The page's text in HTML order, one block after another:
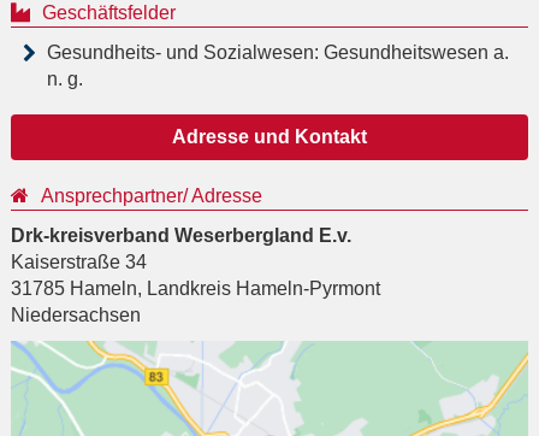
Geschäftsfelder
Gesundheits- und Sozialwesen: Gesundheitswesen a.
n. g.
Adresse und Kontakt
Ansprechpartner/ Adresse
Drk-kreisverband Weserbergland E.v.
Kaiserstraße 34
31785 Hameln, Landkreis Hameln-Pyrmont
Niedersachsen